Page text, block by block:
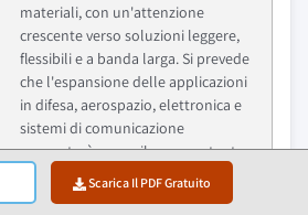
Scarica Il PDF Gratuito
materiali, con un'attenzione
crescente verso soluzioni leggere,
flessibili e a banda larga. Si prevede
che l'espansione delle applicazioni
in difesa, aerospazio, elettronica e
sistemi di comunicazione
supporterà uno sviluppo costante,
mentre le innovazioni nei
nanomateriali e nei compositi